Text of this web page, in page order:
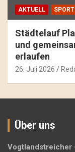
AKTUELL SPORT
Städtelauf
und
erlaufen
26. Juli 2026
Über uns
Vogtlandstreicher